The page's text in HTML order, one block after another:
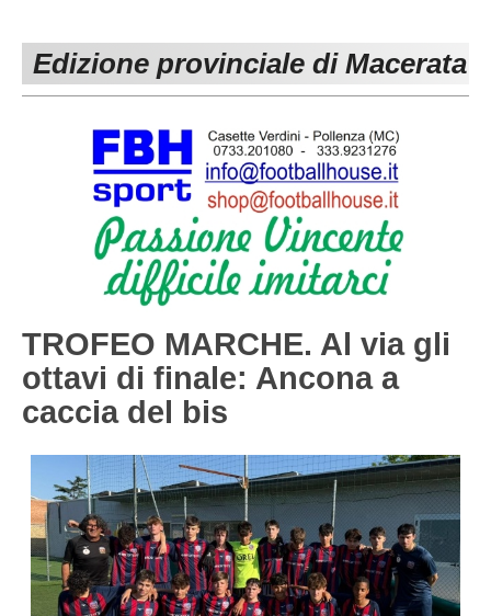
Carica la tua Rosa
1^ CATEGORIA
3^ CATEGORIA
GIOVANILI
Edizione provinciale di Macerata
TROFEO MARCHE. Al via gli
ottavi di finale: Ancona a
caccia del bis